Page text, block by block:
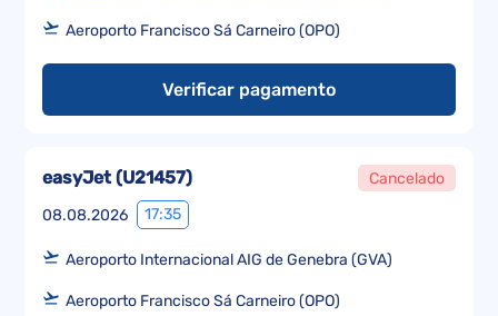
Aeroporto Francisco Sá Carneiro (OPO)
Verificar pagamento
08.08.2026 17:35
easyJet(U21457) Cancelado
Aeroporto Internacional AIG de Genebra (GVA)
Aeroporto Francisco Sá Carneiro (OPO)